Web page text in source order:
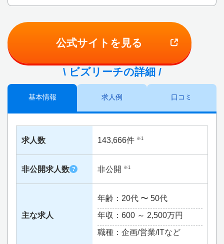
公式サイトを見る
\ ビズリーチの詳細 /
基本情報 求人例 口コミ
求人数 143,666件 ※1
非公開求人数 ? 非公開 ※1
主な求人
年齢：20代 〜 50代
年収：600 ～ 2,500万円
職種：企画/営業/ITなど